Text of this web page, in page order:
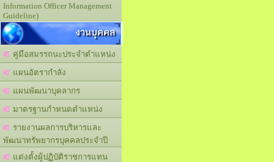
Information Officer Management
Guideline)
งานบุคคล
คู่มือสมรรถนะประจำตำแหน่ง
แผนอัตรากำลัง
แผนพัฒนาบุคลากร
มาตรฐานกำหนดตำแหน่ง
รายงานผลการบริหารและ
พัฒนาทรัพยากรบุคคลประจำปี
แต่งตั้งผู้ปฏิบัติราชการแทน